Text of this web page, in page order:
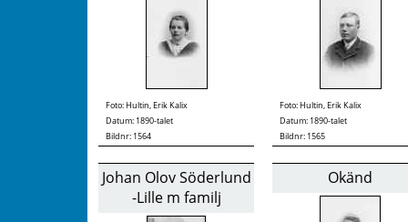
Foto:Hultin, Erik Kalix
Datum: 1890-talet
Bildnr: 1564
Foto:Hultin, Erik Kalix
Datum: 1890-talet
Bildnr: 1565
Johan Olov Söderlund
-Lille m familj
Okänd